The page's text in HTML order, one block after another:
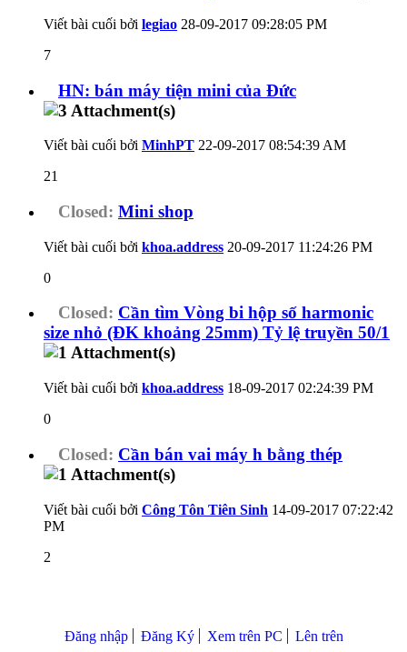
Viết bài cuối bởi legiao 28-09-2017 09:28:05 PM
7
HN: bán máy tiện mini của Đức
Viết bài cuối bởi MinhPT 22-09-2017 08:54:39 AM
21
Closed: Mini shop
Viết bài cuối bởi khoa.address 20-09-2017 11:24:26 PM
0
Closed: Cần tìm Vòng bi hộp số harmonic
size nhỏ (ĐK khoảng 25mm) Tỷ lệ truyền 50/1
Viết bài cuối bởi khoa.address 18-09-2017 02:24:39 PM
0
Closed: Cần bán vai máy h bằng thép
Viết bài cuối bởi Công Tôn Tiên Sinh 14-09-2017 07:22:42
PM
2
Đăng nhập Đăng Ký Xem trên PC Lên trên